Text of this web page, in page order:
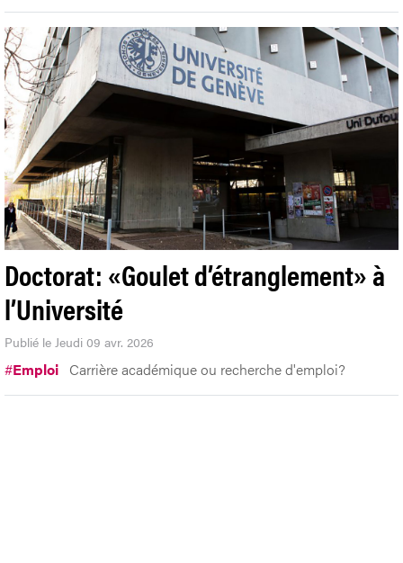
Doctorat: «Goulet d’étranglement» à
l’Université
Publié le Jeudi 09 avr. 2026
#Emploi Carrière académique ou recherche d'emploi?